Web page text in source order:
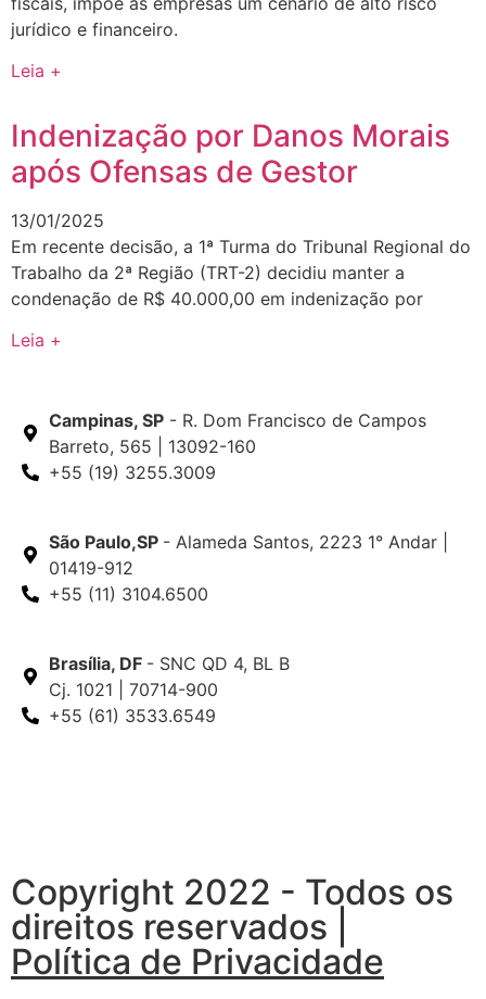
jurídico e financeiro.
Leia +
Indenização por Danos Morais
após Ofensas de Gestor
13/01/2025
Em recente decisão, a 1ª Turma do Tribunal Regional do
Trabalho da 2ª Região (TRT-2) decidiu manter a
condenação de R$ 40.000,00 em indenização por
Leia +
Campinas, SP - R. Dom Francisco de Campos
Barreto, 565 | 13092-160
+55 (19) 3255.3009
São Paulo,SP - Alameda Santos, 2223 1° Andar |
01419-912
+55 (11) 3104.6500
Brasília, DF - SNC QD 4, BL B
Cj. 1021 | 70714-900
+55 (61) 3533.6549
Copyright 2022 - Todos os
direitos reservados |
Política de Privacidade